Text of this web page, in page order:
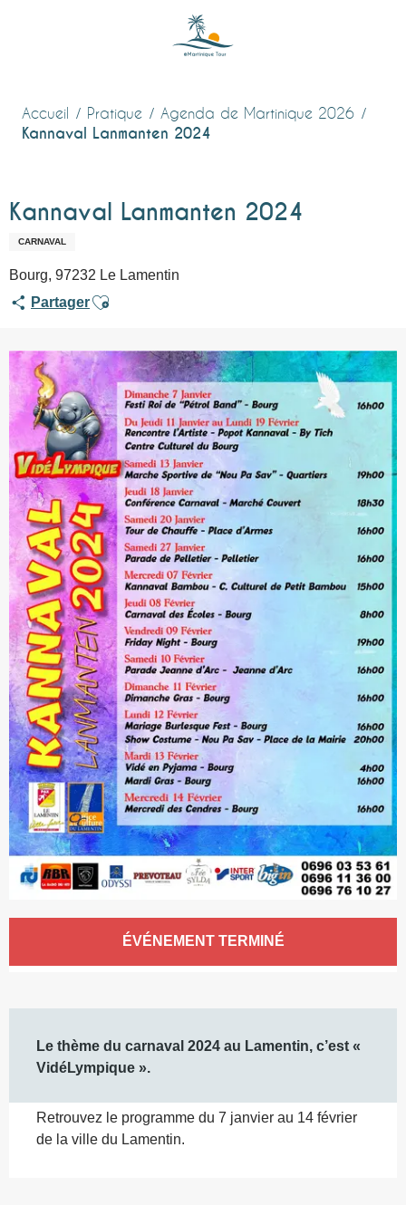
Accueil Pratique Agenda de Martinique 2026
Kannaval Lanmanten 2024
Kannaval Lanmanten 2024
CARNAVAL
Bourg, 97232 Le Lamentin
PartagerAjouter aux favoris
Ouverture et coordonnées
ÉVÉNEMENT TERMINÉ
Le thème du carnaval 2024 au Lamentin, c’est «
VidéLympique ».
Retrouvez le programme du 7 janvier au 14 février
de la ville du Lamentin.